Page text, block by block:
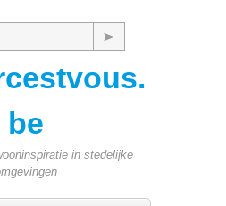
be
in stedelijke